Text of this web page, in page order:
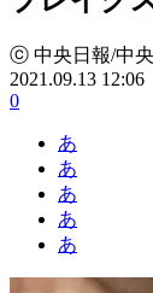
ⓒ 中央日報/中
2021.09.13 12:06
0
あ
あ
あ
あ
あ